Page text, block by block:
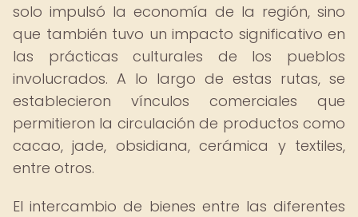
solo impulsó la economía de la región, sino
que también tuvo un impacto significativo en
las prácticas culturales de los pueblos
involucrados. A lo largo de estas rutas, se
establecieron vínculos comerciales que
permitieron la circulación de productos como
cacao, jade, obsidiana, cerámica y textiles,
entre otros.
El intercambio de bienes entre las diferentes